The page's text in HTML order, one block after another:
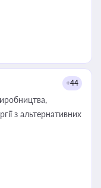
+44
з альтернативних